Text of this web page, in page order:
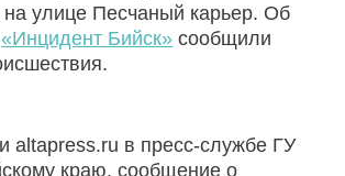
на улице Песчаный карьер. Об
«Инцидент Бийск» сообщили
altapress.ru в пресс-службе ГУ
краю, сообщение о